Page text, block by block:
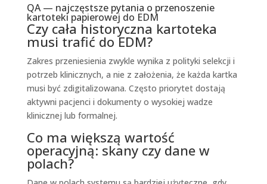
QA — najczęstsze pytania o przenoszenie
kartoteki papierowej do EDM
Czy cała historyczna kartoteka
musi trafić do EDM?
Zakres przeniesienia zwykle wynika z polityki selekcji i
potrzeb klinicznych, a nie z założenia, że każda kartka
musi być zdigitalizowana. Często priorytet dostają
aktywni pacjenci i dokumenty o wysokiej wadze
klinicznej lub formalnej.
Co ma większą wartość
operacyjną: skany czy dane w
polach?